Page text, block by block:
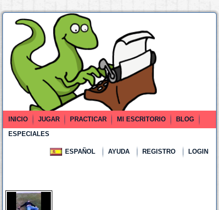
INICIO JUGAR PRACTICAR MI ESCRITORIO
BLOG
ESPECIALES
ESPAÑOL AYUDA REGISTRO LOGIN